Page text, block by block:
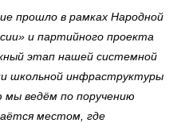
прошло в рамках Народной
и партийного проекта
этап нашей системной
школьной инфраструктуры
ведём по поручению
местом, где